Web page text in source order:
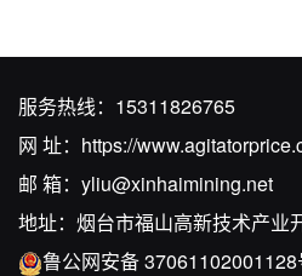
服务热线： 15311826765
网 址： https://
邮 箱： yliu@xinhaimining.net
地址：烟台市福山高新技术产业
鲁公网安备 37061102001128